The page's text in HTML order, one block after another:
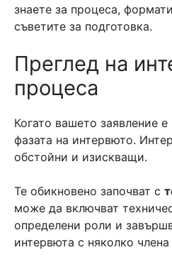
знаете за процеса,
съветите за подготовка.
Преглед на
процеса
Когато вашето заявление
фазата на интервюто.
обстойни и изискващи.
Те обикновено започват с
може да включват
определени роли и
интервюта с няколко члена